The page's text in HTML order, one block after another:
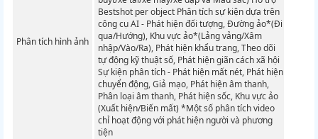
Phân tích hình ảnh
Bestshot per object Phân tích sự kiện dựa trên
công cụ AI - Phát hiện đối tượng, Đường ảo*(Đi
qua/Hướng), Khu vực ảo*(Lảng vảng/Xâm
nhập/Vào/Ra), Phát hiện khẩu trang, Theo dõi
tự động kỹ thuật số, Phát hiện giãn cách xã hội
Sự kiện phân tích - Phát hiện mất nét, Phát hiện
chuyển động, Giả mạo, Phát hiện âm thanh,
Phân loại âm thanh, Phát hiện sốc, Khu vực ảo
(Xuất hiện/Biến mất) *Một số phân tích video
chỉ hoạt động với phát hiện người và phương
tiện